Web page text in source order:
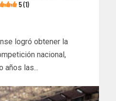
5 (1)
logró obtener la
nacional,
años las...